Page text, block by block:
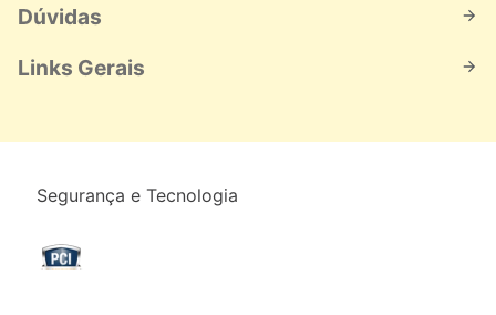
Dúvidas
Links Gerais
Segurança e Tecnologia